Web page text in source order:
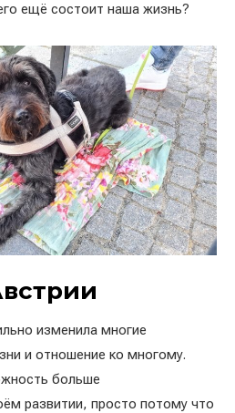
ещё состоит наша жизнь?
изменила многие
и отношение ко многому.
больше
развитии, просто потому что